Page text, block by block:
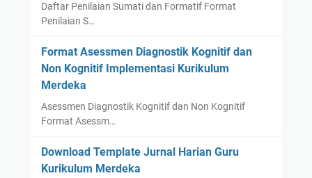
Daftar Penilaian Sumati dan Formatif Format
Penilaian S…
Format Asessmen Diagnostik Kognitif dan
Non Kognitif Implementasi Kurikulum
Merdeka
Asessmen Diagnostik Kognitif dan Non Kognitif
Format Asessm…
Download Template Jurnal Harian Guru
Kurikulum Merdeka